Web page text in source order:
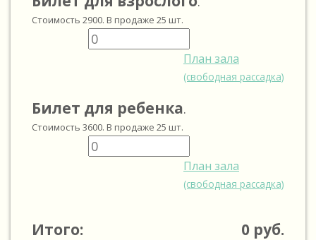
Стоимость 2900. В продаже 25 шт.
План зала
(свободная рассадка)
Билет для ребенка.
Стоимость 3600. В продаже 25 шт.
План зала
(свободная рассадка)
Итого: 0 руб.